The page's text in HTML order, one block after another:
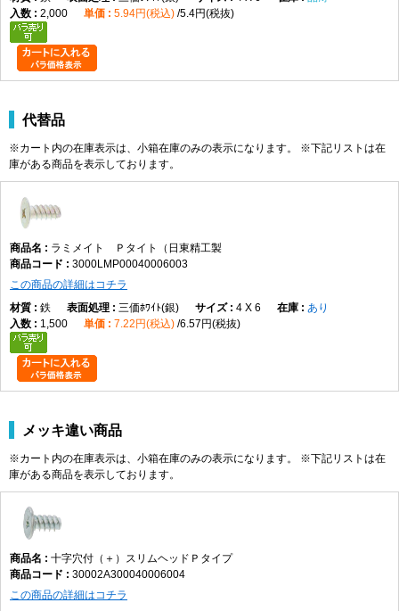
2,000
5.94円(税込) 5.4円(税抜)
代替品
※カート内の在庫表示は、小箱在庫のみの表示になります。 ※下記リストは在
庫がある商品を表示しております。
ラミメイト Ｐタイト（日東精工製
3000LMP00040006003
この商品の詳細はコチラ
鉄
三価ﾎﾜｲﾄ(銀) 4 X 6
あり
1,500
7.22円(税込) 6.57円(税抜)
メッキ違い商品
※カート内の在庫表示は、小箱在庫のみの表示になります。 ※下記リストは在
庫がある商品を表示しております。
十字穴付（＋）スリムヘッドＰタイプ
30002A300040006004
この商品の詳細はコチラ